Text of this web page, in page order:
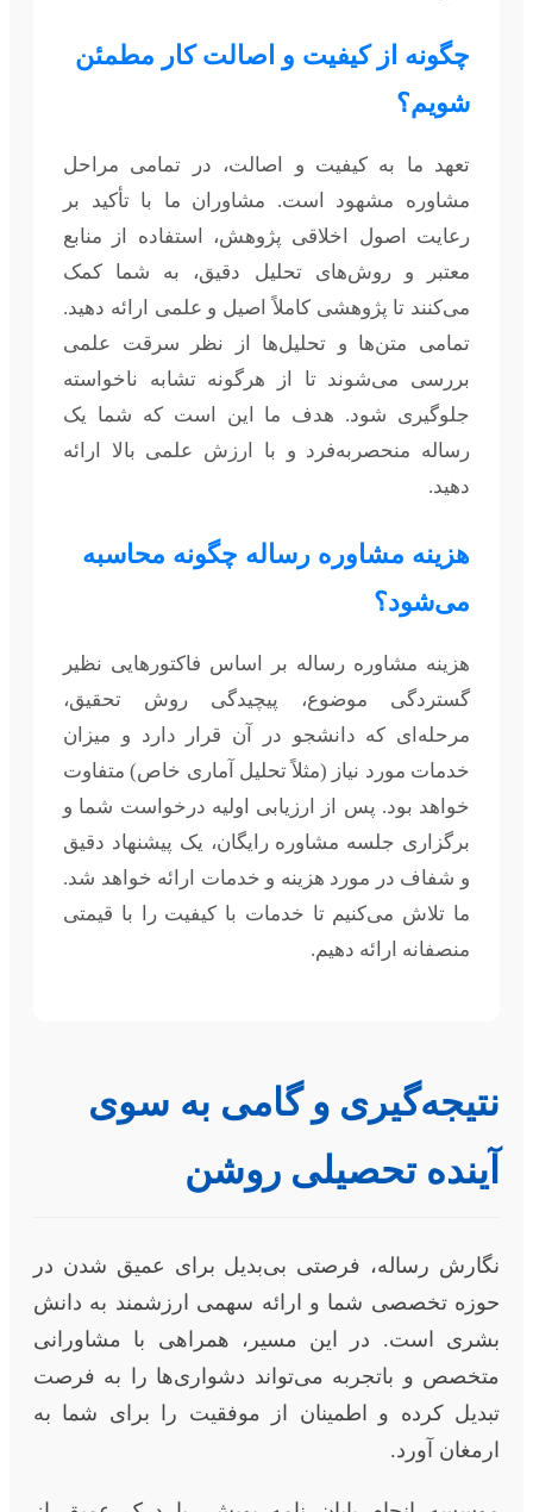
چگونه از کیفیت و اصالت کار مطمئن
شویم؟
تعهد ما به کیفیت و اصالت، در تمامی مراحل
مشاوره مشهود است. مشاوران ما با تأکید بر
رعایت اصول اخلاقی پژوهش، استفاده از منابع
معتبر و روش‌های تحلیل دقیق، به شما کمک
می‌کنند تا پژوهشی کاملاً اصیل و علمی ارائه دهید.
تمامی متن‌ها و تحلیل‌ها از نظر سرقت علمی
بررسی می‌شوند تا از هرگونه تشابه ناخواسته
جلوگیری شود. هدف ما این است که شما یک
رساله منحصربه‌فرد و با ارزش علمی بالا ارائه
دهید.
هزینه مشاوره رساله چگونه محاسبه
می‌شود؟
هزینه مشاوره رساله بر اساس فاکتورهایی نظیر
گستردگی موضوع، پیچیدگی روش تحقیق،
مرحله‌ای که دانشجو در آن قرار دارد و میزان
خدمات مورد نیاز (مثلاً تحلیل آماری خاص) متفاوت
خواهد بود. پس از ارزیابی اولیه درخواست شما و
برگزاری جلسه مشاوره رایگان، یک پیشنهاد دقیق
و شفاف در مورد هزینه و خدمات ارائه خواهد شد.
ما تلاش می‌کنیم تا خدمات با کیفیت را با قیمتی
منصفانه ارائه دهیم.
نتیجه‌گیری و گامی به سوی
آینده تحصیلی روشن
نگارش رساله، فرصتی بی‌بدیل برای عمیق شدن در
حوزه تخصصی شما و ارائه سهمی ارزشمند به دانش
بشری است. در این مسیر، همراهی با مشاورانی
متخصص و باتجربه می‌تواند دشواری‌ها را به فرصت
تبدیل کرده و اطمینان از موفقیت را برای شما به
ارمغان آورد.